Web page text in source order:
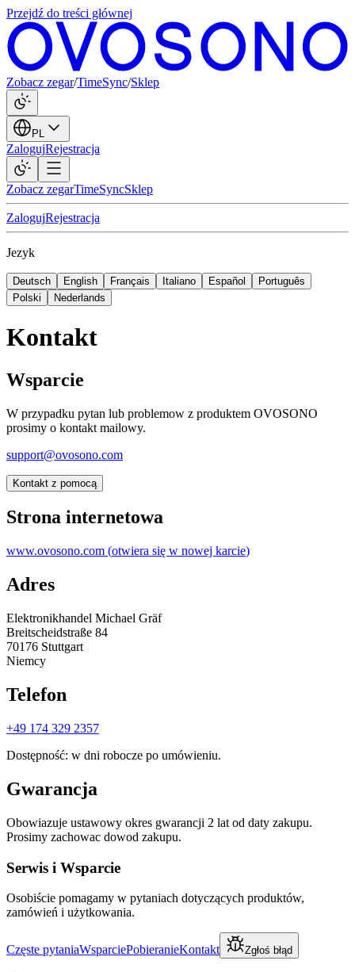
Przejdź do treści głównej
Zobacz zegar/TimeSync/Sklep
PL
ZalogujRejestracja
Zobacz zegarTimeSyncSklep
ZalogujRejestracja
Jezyk
Deutsch English Français Italiano Español
Português
Polski
Nederlands
Kontakt
Wsparcie
W przypadku pytan lub problemow z produktem OVOSONO
prosimy o kontakt mailowy.
support@ovosono.com
Kontakt z pomocą
Strona internetowa
www.ovosono.com (otwiera się w nowej karcie)
Adres
Elektronikhandel Michael Gräf
Breitscheidstraße 84
70176 Stuttgart
Niemcy
Telefon
+49 174 329 2357
Dostępność: w dni robocze po umówieniu.
Gwarancja
Obowiazuje ustawowy okres gwarancji 2 lat od daty zakupu.
Prosimy zachowac dowod zakupu.
Serwis i Wsparcie
Osobiście pomagamy w pytaniach dotyczących produktów,
zamówień i użytkowania.
Częste pytaniaWsparciePobieranieKontakt Zgłoś błąd